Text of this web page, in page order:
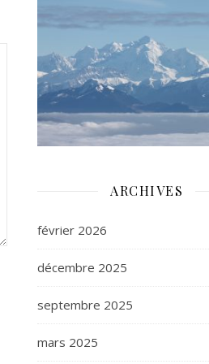
ARCHIVES
février 2026
décembre 2025
septembre 2025
mars 2025